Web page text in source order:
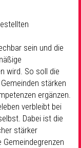
sein und die
wird. So soll die
stärken
ergänzen.
verbleibt bei
Dabei ist die
stärker